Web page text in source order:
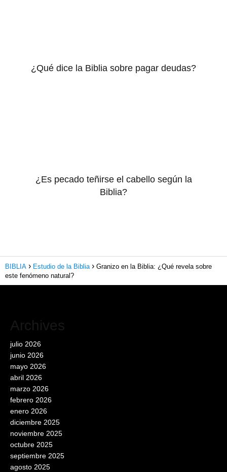
¿Qué dice la Biblia sobre pagar deudas?
¿Es pecado teñirse el cabello según la
Biblia?
BIBLIA Estudio de la Biblia
Granizo en la Biblia: ¿Qué revela sobre
este fenómeno natural?
Archives
julio 2026
junio 2026
mayo 2026
abril 2026
marzo 2026
febrero 2026
enero 2026
diciembre 2025
noviembre 2025
octubre 2025
septiembre 2025
agosto 2025